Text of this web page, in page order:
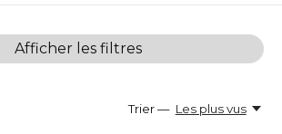
Afficher les filtres
Trier — Les plus vus